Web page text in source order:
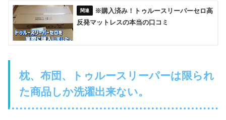
※購入済み！トゥルースリーパーセロ高
反発マットレスの本当の口コミ
枕、布団、トゥルースリーパーは限られ
た商品しか洗濯出来ない。